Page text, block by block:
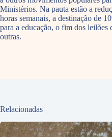
Ministérios. Na pauta estão a
horas semanais, a destinação de
para a educação, o fim dos leilões
outras.
Relacionadas